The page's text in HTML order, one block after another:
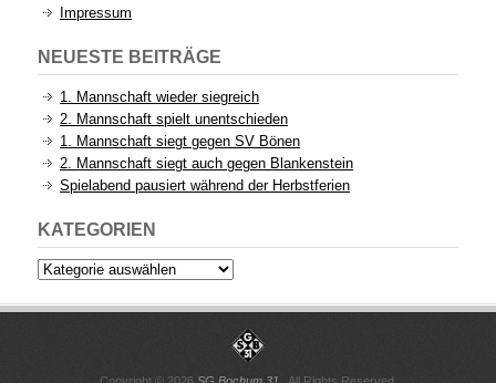
Impressum
NEUESTE BEITRÄGE
1. Mannschaft wieder siegreich
2. Mannschaft spielt unentschieden
1. Mannschaft siegt gegen SV Bönen
2. Mannschaft siegt auch gegen Blankenstein
Spielabend pausiert während der Herbstferien
KATEGORIEN
Kategorien